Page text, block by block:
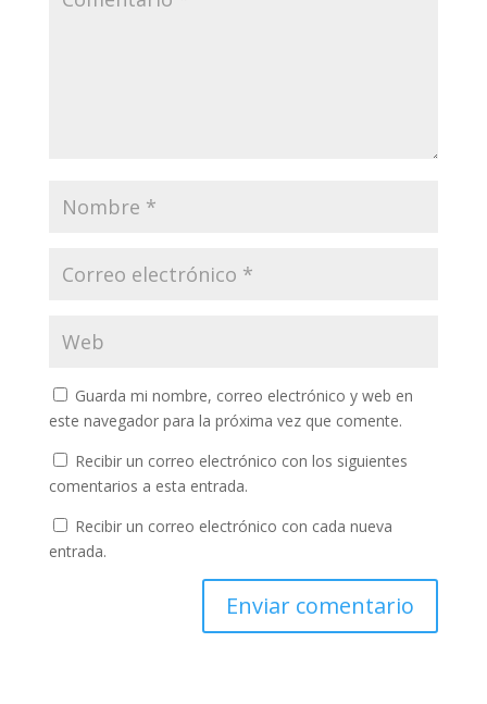
Guarda mi nombre, correo electrónico y web en
este navegador para la próxima vez que comente.
Recibir un correo electrónico con los siguientes
comentarios a esta entrada.
Recibir un correo electrónico con cada nueva
entrada.